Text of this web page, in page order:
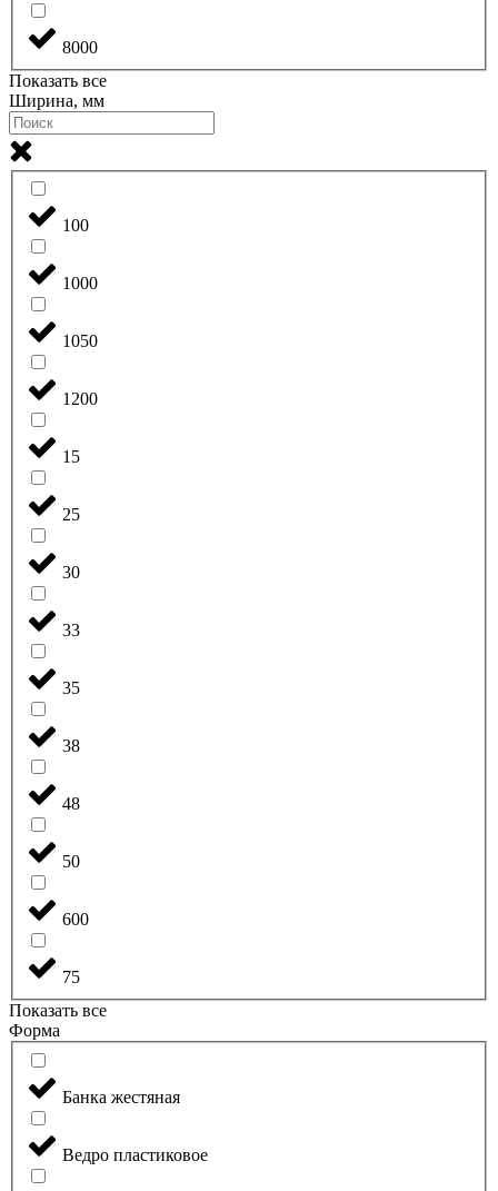
8000
Показать все
Ширина, мм
100
1000
1050
1200
15
25
30
33
35
38
48
50
600
75
Показать все
Форма
Банка жестяная
Ведро пластиковое